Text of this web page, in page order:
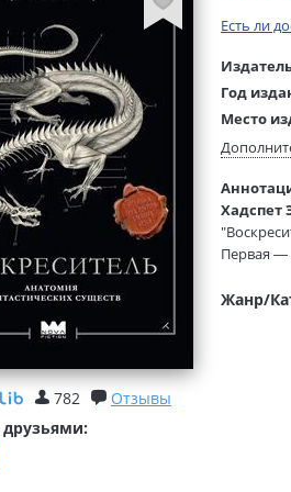
782
Отзывы
друзьями:
Есть ли
Год
Место
Возраст:
Язык
Редактор/
Перевод:
Тип
Хадспет
Первая —
Вторая
Жанр/